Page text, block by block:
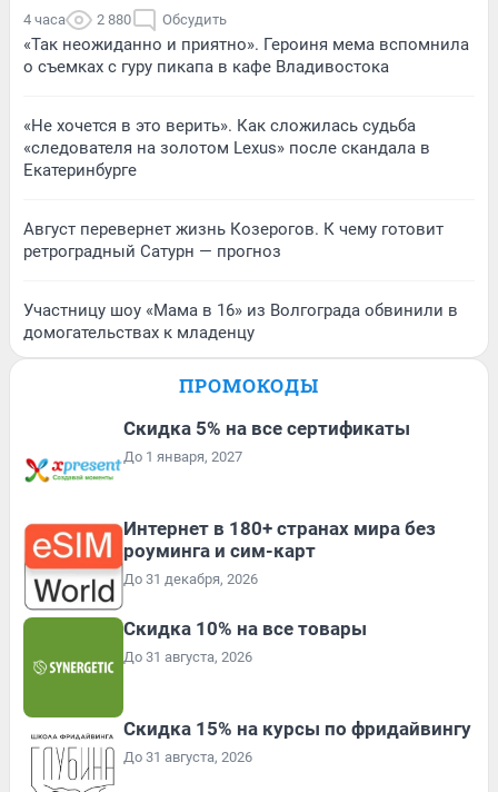
4 часа 2 880 Обсудить
«Так неожиданно и приятно». Героиня мема вспомнила
о съемках с гуру пикапа в кафе Владивостока
«Не хочется в это верить». Как сложилась судьба
«следователя на золотом Lexus» после скандала в
Екатеринбурге
Август перевернет жизнь Козерогов. К чему готовит
ретроградный Сатурн — прогноз
Участницу шоу «Мама в 16» из Волгограда обвинили в
домогательствах к младенцу
ПРОМОКОДЫ
Скидка 5% на все сертификаты
До 1 января, 2027
Интернет в 180+ странах мира без
роуминга и сим-карт
До 31 декабря, 2026
Скидка 10% на все товары
До 31 августа, 2026
Скидка 15% на курсы по фридайвингу
До 31 августа, 2026